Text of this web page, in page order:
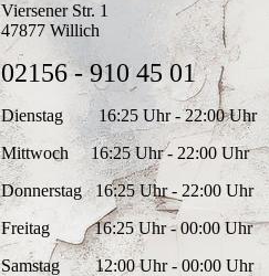
Viersener Str. 1
47877 Willich
02156 - 910 45 01
Dienstag 16:25 Uhr - 22:00 Uhr
Mittwoch 16:25 Uhr - 22:00 Uhr
Donnerstag 16:25 Uhr - 22:00 Uhr
Freitag 16:25 Uhr - 00:00 Uhr
Samstag 12:00 Uhr - 00:00 Uhr